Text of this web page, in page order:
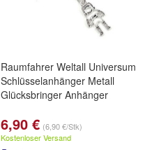
Raumfahrer Weltall Universum
Schlüsselanhänger Metall
Glücksbringer Anhänger
6,90 € (6,90 €/Stk)
Kostenloser Versand